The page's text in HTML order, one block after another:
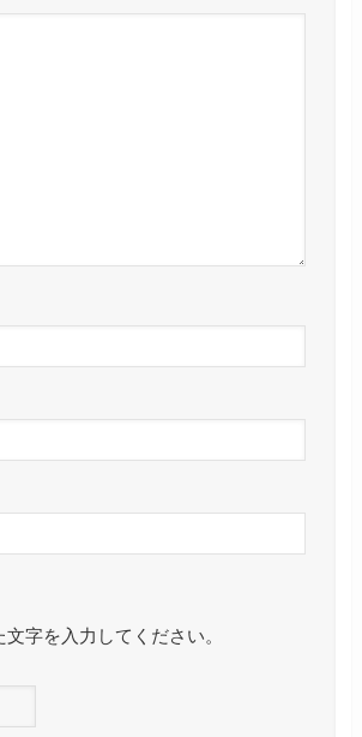
字を入力してください。